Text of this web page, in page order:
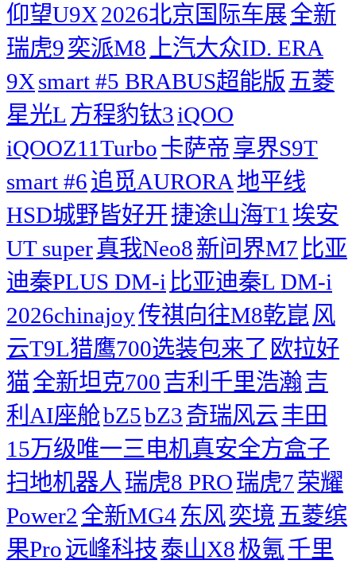
仰望U9X2026北京国际车展全新
瑞虎9奕派M8 上汽大众ID. ERA
9Xsmart #5 BRABUS超能版 五菱
星光L 方程豹钛3iQOO
iQOOZ11Turbo卡萨帝享界S9T
smart #6追觅AURORA 地平线
HSD城野皆好开捷途山海T1 埃安
UT super真我Neo8新问界M7 比亚
迪秦PLUS DM-i 比亚迪秦L DM-i
2026chinajoy传祺向往M8乾崑 风
云T9L猎鹰700选装包来了 欧拉好
猫全新坦克700吉利千里浩瀚吉
利AI座舱bZ5bZ3奇瑞风云丰田
15万级唯一三电机真安全方盒子
扫地机器人 瑞虎8 PRO瑞虎7荣耀
Power2 全新MG4 东风奕境 五菱缤
果Pro远峰科技泰山X8极氪千里